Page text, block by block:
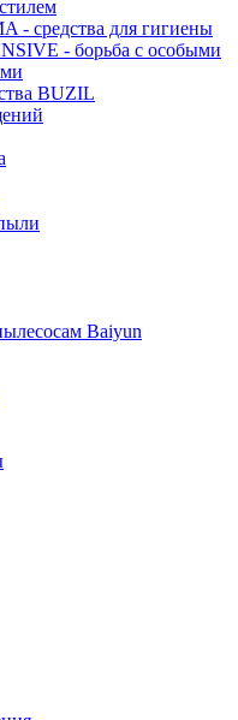
- средства для гигиены
- борьба с особыми
BUZIL
Baiyun